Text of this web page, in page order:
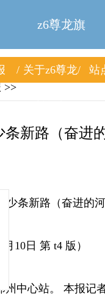
z6尊龙旗
舰厅
关于z6尊龙
站
>>
新路（奋进
条新路（奋进的河
10日 第 t4 版）
中心站。 本报记